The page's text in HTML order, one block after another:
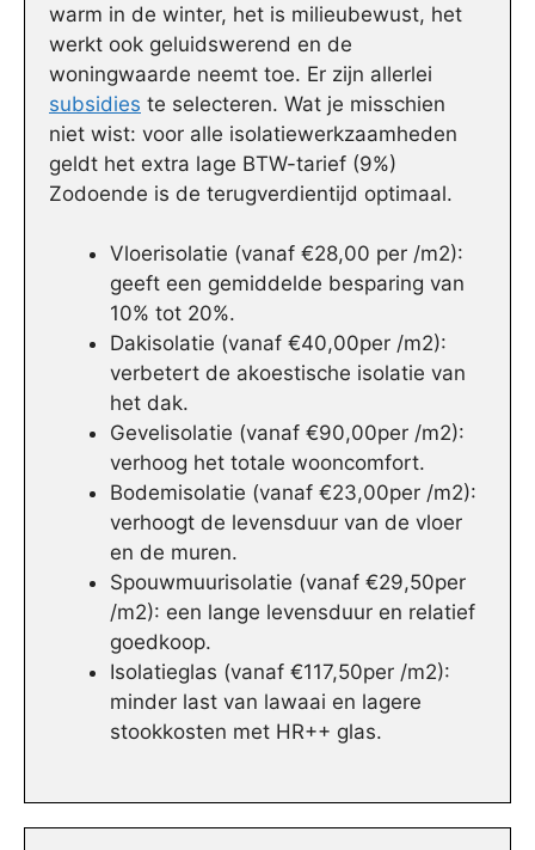
warm in de winter, het is milieubewust, het
werkt ook geluidswerend en de
woningwaarde neemt toe. Er zijn allerlei
subsidies te selecteren. Wat je misschien
niet wist: voor alle isolatiewerkzaamheden
geldt het extra lage BTW-tarief (9%)
Zodoende is de terugverdientijd optimaal.
Vloerisolatie (vanaf €28,00 per /m2):
geeft een gemiddelde besparing van
10% tot 20%.
Dakisolatie (vanaf €40,00per /m2):
verbetert de akoestische isolatie van
het dak.
Gevelisolatie (vanaf €90,00per /m2):
verhoog het totale wooncomfort.
Bodemisolatie (vanaf €23,00per /m2):
verhoogt de levensduur van de vloer
en de muren.
Spouwmuurisolatie (vanaf €29,50per
/m2): een lange levensduur en relatief
goedkoop.
Isolatieglas (vanaf €117,50per /m2):
minder last van lawaai en lagere
stookkosten met HR++ glas.